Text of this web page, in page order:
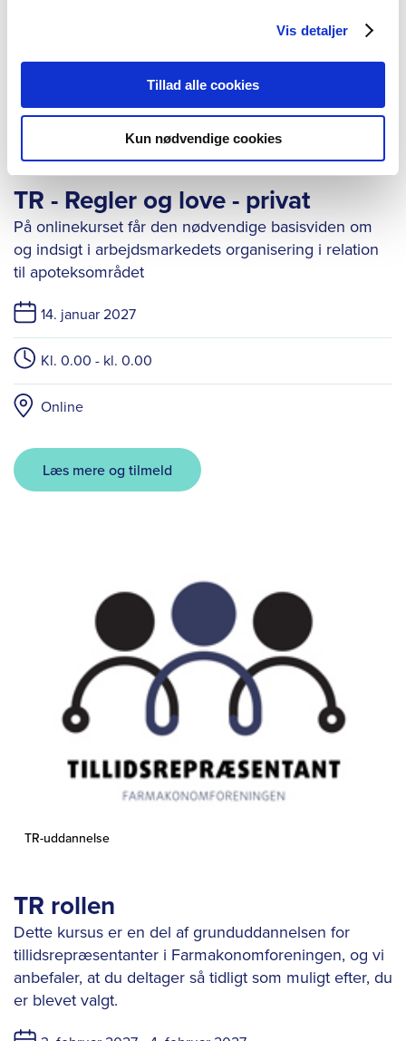
Vis detaljer
Tillad alle cookies
Kun nødvendige cookies
TR - Regler og love - privat
På onlinekurset får den nødvendige basisviden om
og indsigt i arbejdsmarkedets organisering i relation
til apoteksområdet
14. januar 2027
Kl. 0.00 - kl. 0.00
Online
Læs mere og tilmeld
TR-uddannelse
TR rollen
Dette kursus er en del af grunduddannelsen for
tillidsrepræsentanter i Farmakonomforeningen, og vi
anbefaler, at du deltager så tidligt som muligt efter, du
er blevet valgt.